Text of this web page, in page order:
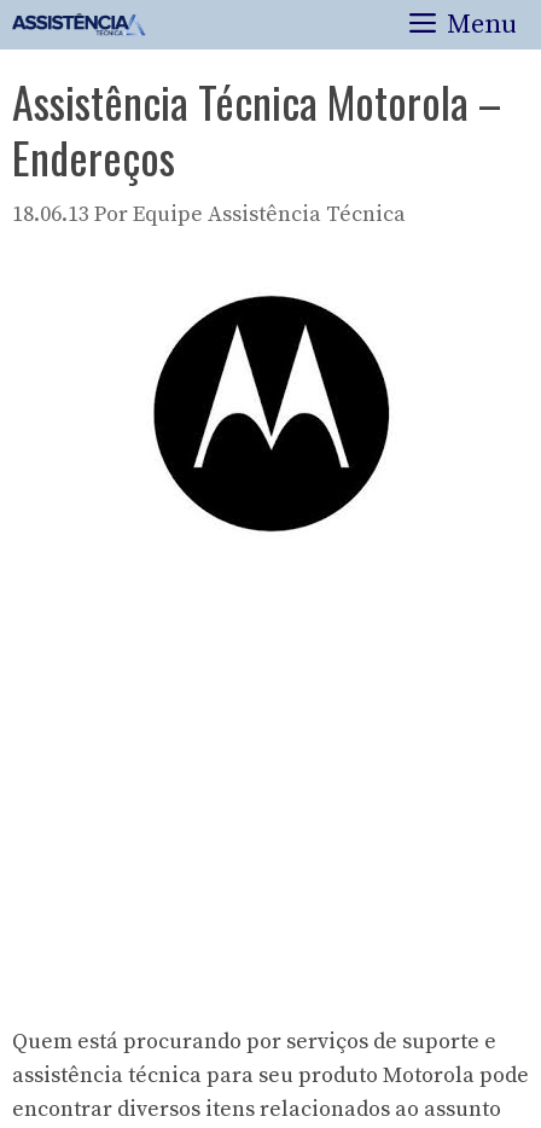
Pular
para
conteúdo
Menu
Assistência Técnica Motorola –
Endereços
18.06.13 PorEquipe Assistência Técnica
Quem está procurando por serviços de suporte e
assistência técnica para seu produto Motorola pode
encontrar diversos itens relacionados ao assunto